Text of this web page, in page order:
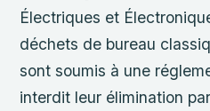
Électriques et
déchets de bureau
sont soumis à une
interdit leur élimination